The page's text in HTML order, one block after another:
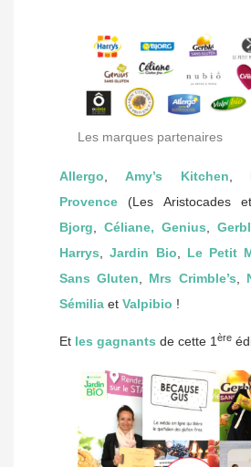
Les marques partenaires
Allergo Amy’s Kitchen
Provence (Les Aristocades
Bjorg
Céliane, Genius
Harrys ,Jardin Bio Le Petit
Sans Gluten
Mrs Crimble’s
Sémilia et Valpibio !
Et les gagnants de cette 1 ère